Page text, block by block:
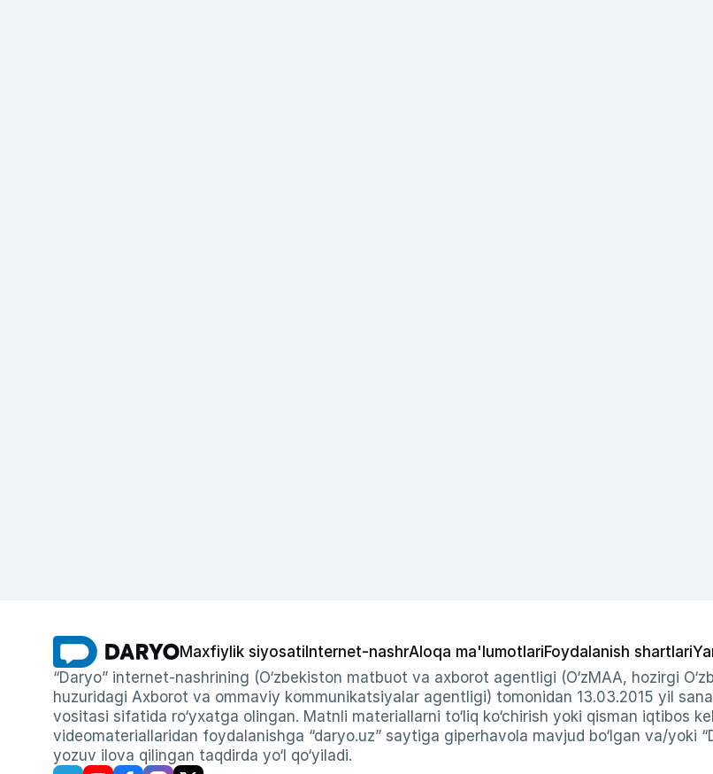
Maxfiylik siyosati Internet-nashrAloqa ma'lumotlariFoydalanish shartlari
“Daryo” internet-nashrining (O‘zbekiston matbuot va axborot agentligi (O‘zMAA, hozirgi
huzuridagi Axborot va ommaviy kommunikatsiyalar agentligi) tomonidan 13.03.2015 yil
vositasi sifatida ro‘yxatga olingan. Matnli materiallarni to‘liq ko‘chirish yoki qisman iqtibos
videomateriallaridan foydalanishga “daryo.uz” saytiga giperhavola mavjud bo‘lgan va/yoki
yozuv ilova qilingan taqdirda yo‘l qo‘yiladi.